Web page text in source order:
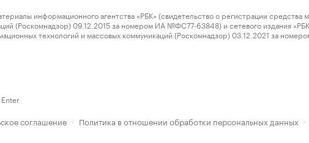
информационного агентства «РБК» (свидетельство о регистрации средства
(Роскомнадзор) 09.12.2015 за номером ИА №ФС77-63848) и сетевого издания
технологий и массовых коммуникаций (Роскомнадзор) 03.12.2021 за
соглашение · Политика в отношении обработки персональных данных ·